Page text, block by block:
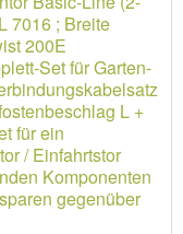
7016 ; Breite
200E
Set für Garten-
L +
für ein
/ Einfahrtstor
Komponenten
gegenüber